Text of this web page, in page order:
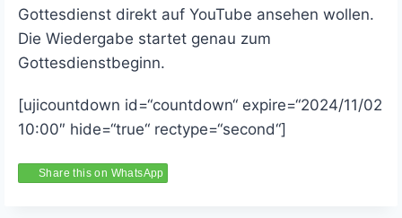
Gottesdienst direkt auf YouTube ansehen wollen.
Die Wiedergabe startet genau zum
Gottesdienstbeginn.
[ujicountdown id=“countdown“ expire=“2024/11/02
10:00″ hide=“true“ rectype=“second“]
Share this on WhatsApp